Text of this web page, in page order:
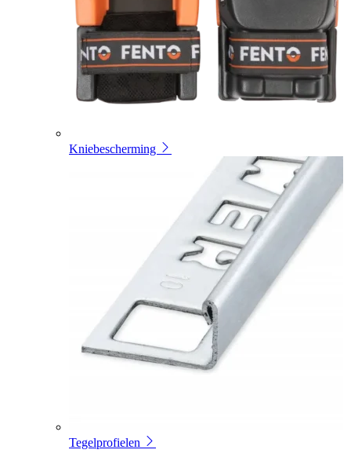
Kniebescherming
Tegelprofielen